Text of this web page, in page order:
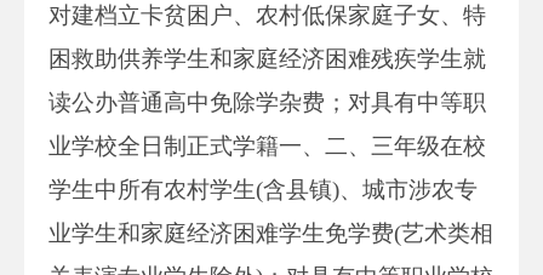
对建档立卡贫困户、农村低保家庭子女、特
困救助供养学生和家庭经济困难残疾学生就
读公办普通高中免除学杂费；对具有中等职
业学校全日制正式学籍一、二、三年级在校
学生中所有农村学生(含县镇)、城市涉农专
业学生和家庭经济困难学生免学费(艺术类相